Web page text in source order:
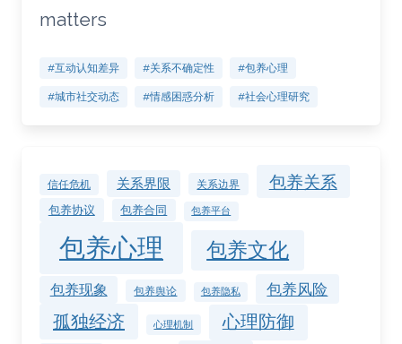
matters
#互动认知差异 #关系不确定性 #包养心理
#城市社交动态 #情感困惑分析 #社会心理研究
信任危机 关系界限 关系边界 包养关系
包养协议 包养合同 包养平台
包养心理 包养文化
包养现象 包养舆论 包养隐私 包养风险
孤独经济 心理机制 心理防御